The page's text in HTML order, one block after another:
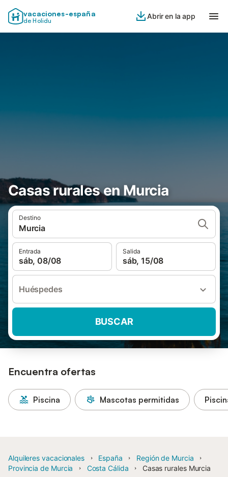
vacaciones-españa
de Holidu
Abrir en la app
Casas rurales en Murcia
Destino
Murcia
Entrada
sáb, 08/08
Salida
sáb, 15/08
Huéspedes
BUSCAR
Encuentra ofertas
Piscina Mascotas permitidas
Alquileres vacacionales España
Región de Murcia
Provincia de Murcia
Costa Cálida Casas rurales Murcia